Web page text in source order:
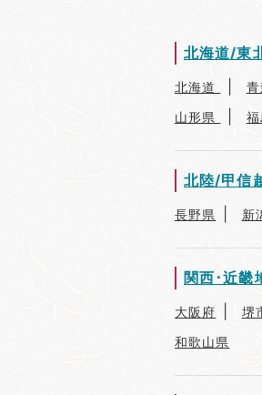
北海道/東
北海道
山形県
北陸/甲信
長野県 新
関西･近畿
大阪府 堺
和歌山県